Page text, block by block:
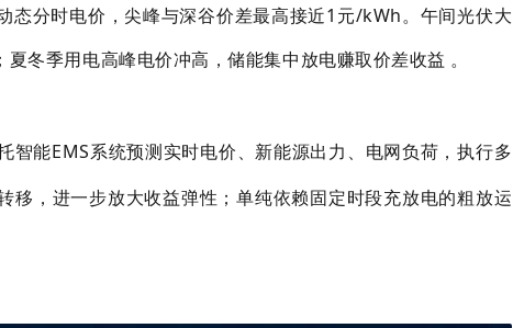
态分时电价，尖峰与深谷价差最高接近1元/kWh。午间光伏大
冬季用电高峰电价冲高，储能集中放电赚取价差收益 。
能EMS系统预测实时电价、新能源出力、电网负荷，执行多
，进一步放大收益弹性；单纯依赖固定时段充放电的粗放运